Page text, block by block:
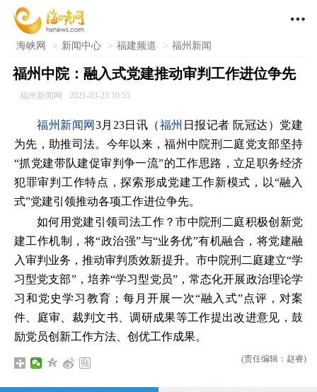

海峡网 > 新闻中心 > 福建频道 > 福州新闻
福州中院：融入式党建推动审判工作进位争先
福州新闻网 2021-03-23 10:55
福州新闻网 3月23日讯（福州 日报记者 阮冠达）党建
为先，助推司法。今年以来，福州中院刑二庭党支部坚持
“抓党建带队建促审判争一流”的工作思路，立足职务经济
犯罪审判工作特点，探索形成党建工作新模式，以“融入
式”党建引领推动各项工作进位争先。
如何用党建引领司法工作？市中院刑二庭积极创新党
建工作机制，将“政治强”与“业务优”有机融合，将党建融
入审判业务，推动审判质效新提升。市中院刑二庭建立“学
习型党支部”，培养“学习型党员”，常态化开展政治理论学
习和党史学习教育；每月开展一次“融入式”点评，对案
件、庭审、裁判文书、调研成果等工作提出改进意见，鼓
励党员创新工作方法、创优工作成果。
(责任编辑：赵睿)